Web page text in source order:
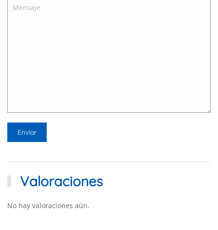
Valoraciones
No hay valoraciones aún.